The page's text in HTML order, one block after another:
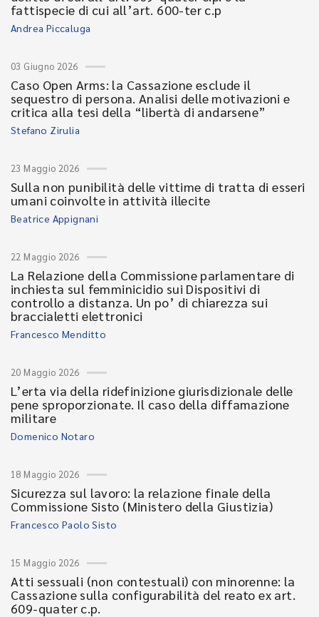
fattispecie di cui all’art. 600-ter c.p
Andrea Piccaluga
03 Giugno 2026
Caso Open Arms: la Cassazione esclude il
sequestro di persona. Analisi delle motivazioni e
critica alla tesi della “libertà di andarsene”
Stefano Zirulia
23 Maggio 2026
Sulla non punibilità delle vittime di tratta di esseri
umani coinvolte in attività illecite
Beatrice Appignani
22 Maggio 2026
La Relazione della Commissione parlamentare di
inchiesta sul femminicidio sui Dispositivi di
controllo a distanza. Un po’ di chiarezza sui
braccialetti elettronici
Francesco Menditto
20 Maggio 2026
L’erta via della ridefinizione giurisdizionale delle
pene sproporzionate. Il caso della diffamazione
militare
Domenico Notaro
18 Maggio 2026
Sicurezza sul lavoro: la relazione finale della
Commissione Sisto (Ministero della Giustizia)
Francesco Paolo Sisto
15 Maggio 2026
Atti sessuali (non contestuali) con minorenne: la
Cassazione sulla configurabilità del reato ex art.
609-quater c.p.